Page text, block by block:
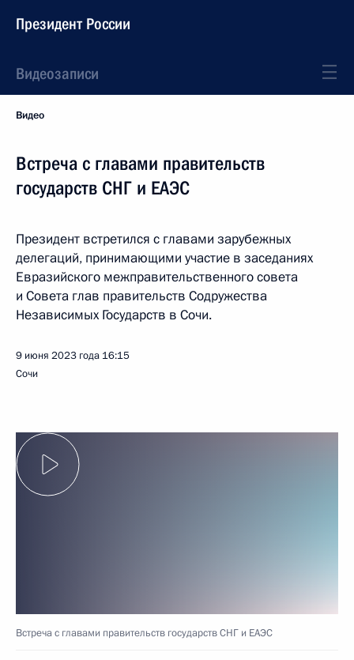
Президент России
Видеозаписи
Видео
Встреча с главами правительств
государств СНГ и ЕАЭС
Президент встретился с главами зарубежных
делегаций, принимающими участие в заседаниях
Евразийского межправительственного совета
и Совета глав правительств Содружества
Независимых Государств в Сочи.
9 июня 2023 года 16:15
Сочи
Встреча с главами правительств государств СНГ и ЕАЭС